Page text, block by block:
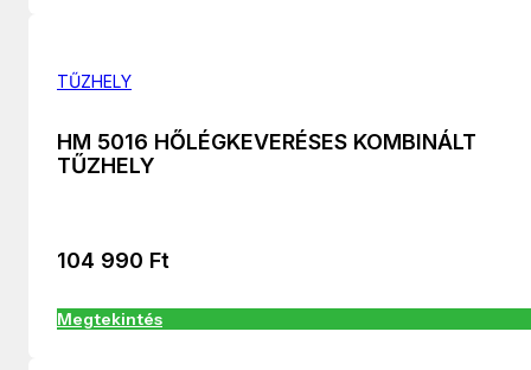
TŰZHELY
HM 5016 HŐLÉGKEVERÉSES KOMBINÁLT
TŰZHELY
104 990 Ft
Megtekintés